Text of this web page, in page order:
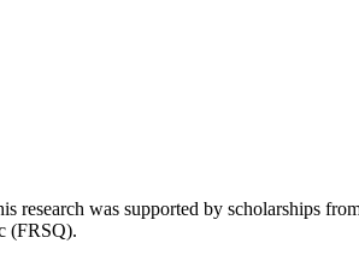
was supported by scholarships
(FRSQ).